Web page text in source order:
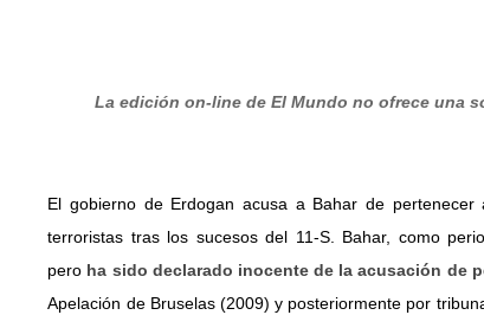
La edición on-line deEl Mundo no ofrece una
El gobierno de Erdogan acusa a Bahar de pertenecer
terroristas tras los sucesos del 11-S. Bahar, como
pero ha sido declarado inocente de la acusación de
Apelación de Bruselas (2009) y posteriormente por